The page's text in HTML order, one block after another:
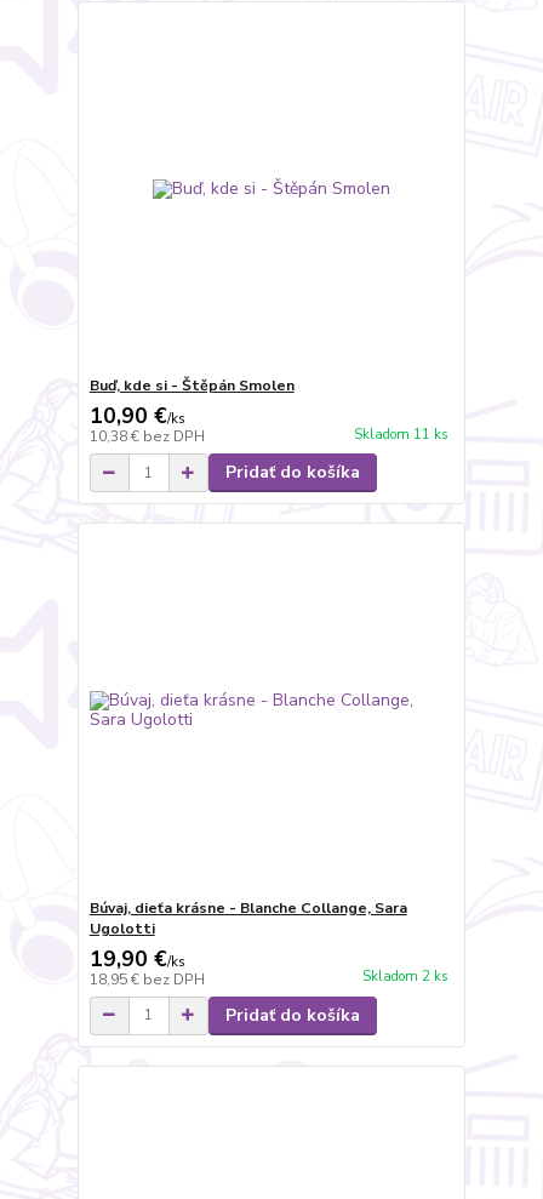
Buď, kde si - Štěpán Smolen
10,90 €/ks
10,38 € bez DPH Skladom 11 ks
Pridať do košíka
Búvaj, dieťa krásne - Blanche Collange, Sara
Ugolotti
19,90 €/ks
18,95 € bez DPH Skladom 2 ks
Pridať do košíka